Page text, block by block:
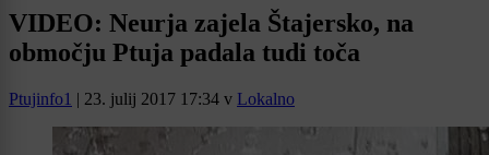
VIDEO: Neurja zajela Štajersko, na
območju Ptuja padala tudi toča
Ptujinfo1 | 23. julij 2017 17:34 v Lokalno